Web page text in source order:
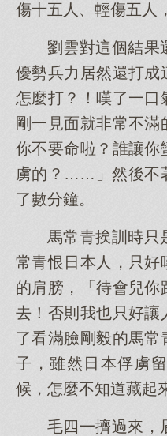
傷十五人、輕傷五人
劉雲對這個結果
優勢兵力居然還打成
怎麼打？！嘆了一口
剛一見面就非常不滿
你不要命啦？誰讓你
虜的？……」然後不
了數分鐘。
馬常青挨訓時只
常青恨日本人，只好
的肩膀，「待會兒你
去！否則我也只好讓
了看滿臉剛毅的馬
子，雖然日本俘虜
候，怎麼不知道藏起
毛四一擠過來，